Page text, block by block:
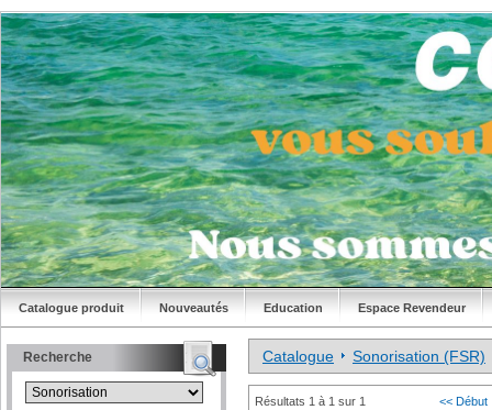
Catalogue produit Nouveautés Education Espace Revendeur
Recherche Catalogue Sonorisation (FSR)
Résultats 1 à 1 sur 1 << Début